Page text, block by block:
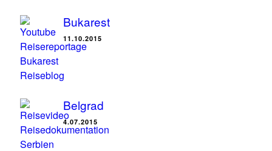
Bukarest
11.10.2015
Belgrad
4.07.2015